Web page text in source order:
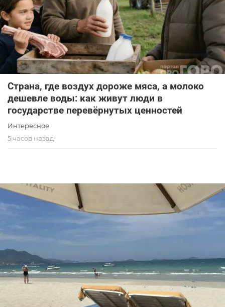
Страна, где воздух дороже мяса, а молоко
дешевле воды: как живут люди в
государстве перевёрнутых ценностей
Интересное
5 часов назад